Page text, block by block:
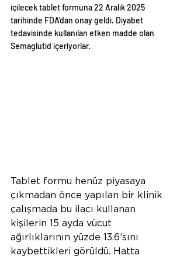
içilecek tablet formuna 22 Aralık 2025
tarihinde FDA’dan onay geldi. Diyabet
tedavisinde kullanılan etken madde olan
Semaglutid içeriyorlar.
Tablet formu henüz piyasaya
çıkmadan önce yapılan bir klinik
çalışmada bu ilacı kullanan
kişilerin 15 ayda vücut
ağırlıklarının yüzde 13.6’sını
kaybettikleri görüldü. Hatta